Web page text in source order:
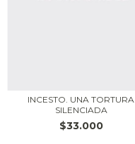
INCESTO. UNA TORTURA
SILENCIADA
$33.000